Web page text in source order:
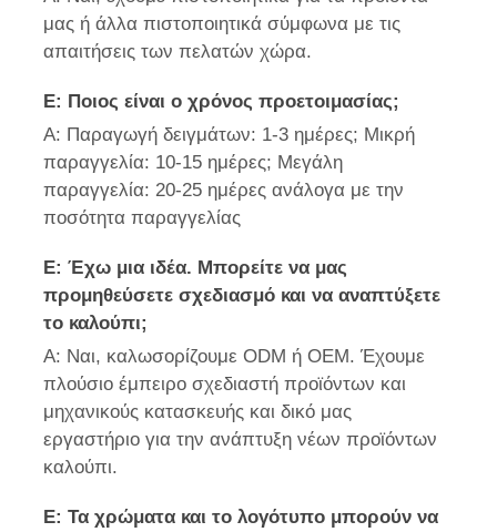
μας ή άλλα πιστοποιητικά σύμφωνα με τις
απαιτήσεις των πελατών χώρα.
Ε: Ποιος είναι ο χρόνος προετοιμασίας;
Α: Παραγωγή δειγμάτων: 1-3 ημέρες; Μικρή
παραγγελία: 10-15 ημέρες; Μεγάλη
παραγγελία: 20-25 ημέρες ανάλογα με την
ποσότητα παραγγελίας
Ε: Έχω μια ιδέα. Μπορείτε να μας
προμηθεύσετε σχεδιασμό και να αναπτύξετε
το καλούπι;
Α: Ναι, καλωσορίζουμε ODM ή OEM. Έχουμε
πλούσιο έμπειρο σχεδιαστή προϊόντων και
μηχανικούς κατασκευής και δικό μας
εργαστήριο για την ανάπτυξη νέων προϊόντων
καλούπι.
Ε: Τα χρώματα και το λογότυπο μπορούν να